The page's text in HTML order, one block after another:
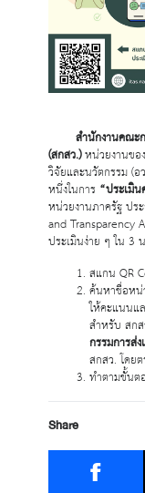
สำนักงานคณะ
(สกสว.)หน่วยงานขอ
วิจัยและนวัตกรรม (
หนึ่งในการ “ประเมิ
หน่วยงานภาครัฐ ป
and Transparency
ประเมินง่าย ๆ ใน 3
สแกน QR
ค้นหาชื่อหน่
ให้คะแนนแ
สำหรับ สก
กรรมการส่
สกสว. โดย
ทำตามขั้นต
Share